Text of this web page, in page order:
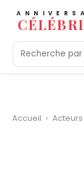
Aujourd'hui
Accueil › Acteurs